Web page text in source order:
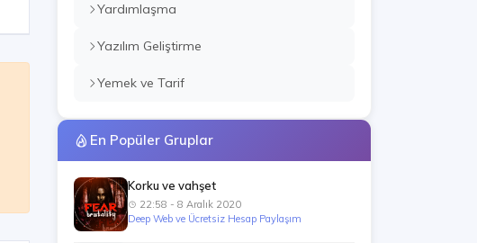
Yardımlaşma
Yazılım Geliştirme
Yemek ve Tarif
En Popüler Gruplar
Korku ve vahşet
22:58 - 8 Aralık 2020
Deep Web ve Ücretsiz Hesap Paylaşım